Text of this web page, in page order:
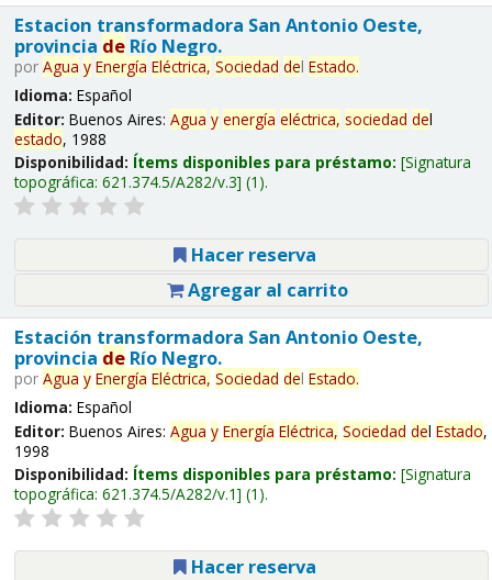
Estacion transformadora San Antonio Oeste,
provincia deRío Negro.
por Agua y Energía Eléctrica, Sociedad del Estado.
Idioma: Español
Editor: Buenos Aires: Agua y energía eléctrica, sociedad del
estado, 1988
Disponibilidad: Ítems disponibles para préstamo: Signatura
topográfica: 621.374.5/A282/v.3 (1).
Hacer reserva
Agregar al carrito
Estación transformadora San Antonio Oeste,
provincia deRío Negro.
por Agua y Energía Eléctrica, Sociedad del Estado.
Idioma: Español
Editor: Buenos Aires: Agua y Energía Eléctrica, Sociedad del Estado,
1998
Disponibilidad: Ítems disponibles para préstamo: Signatura
topográfica: 621.374.5/A282/v.1 (1).
Hacer reserva